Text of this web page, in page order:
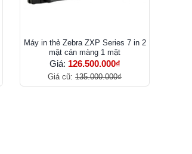
Máy in thẻ Zebra ZXP Series 7 in 2
mặt cán màng 1 mặt
Giá: 126.500.000₫
Giá cũ: 135.000.000₫